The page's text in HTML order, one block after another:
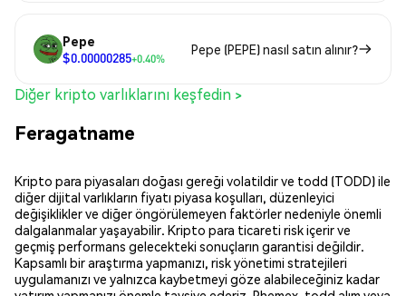
Pepe
$0.00000285+0.40%
Pepe (PEPE) nasıl satın alınır?
Diğer kripto varlıklarını keşfedin >
Feragatname
Kripto para piyasaları doğası gereği volatildir ve todd (TODD) ile
diğer dijital varlıkların fiyatı piyasa koşulları, düzenleyici
değişiklikler ve diğer öngörülemeyen faktörler nedeniyle önemli
dalgalanmalar yaşayabilir. Kripto para ticareti risk içerir ve
geçmiş performans gelecekteki sonuçların garantisi değildir.
Kapsamlı bir araştırma yapmanızı, risk yönetimi stratejileri
uygulamanızı ve yalnızca kaybetmeyi göze alabileceğiniz kadar